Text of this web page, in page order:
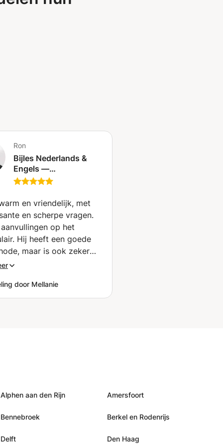
Ron
Bijles Nederlands &
Engels —
Nieuwsgierigheid is
Geen stress, geen druk
– gewoon leuke,
praktische lessen die
je helpen om met
zelfvertrouwen te
spreken.
en vriendelijk, met
en scherpe vragen.
op het
Hij heeft een goede
maar is ook zeker
Ik ben heel enthousiast
door Mellanie
Alphen aan den Rijn Amersfoort
Bennebroek Berkel en Rodenrijs
Delft Den Haag